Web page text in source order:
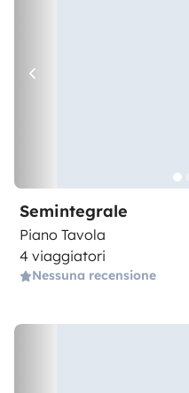
Semintegrale
Piano Tavola
4 viaggiatori
Nessuna recensione